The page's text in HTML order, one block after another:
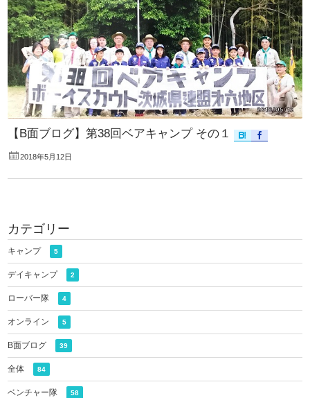
【B面ブログ】第38回ベアキャンプ その１
2018年5月12日
カテゴリー
キャンプ 5
デイキャンプ 2
ローバー隊 4
オンライン 5
B面ブログ 39
全体 84
ベンチャー隊 58